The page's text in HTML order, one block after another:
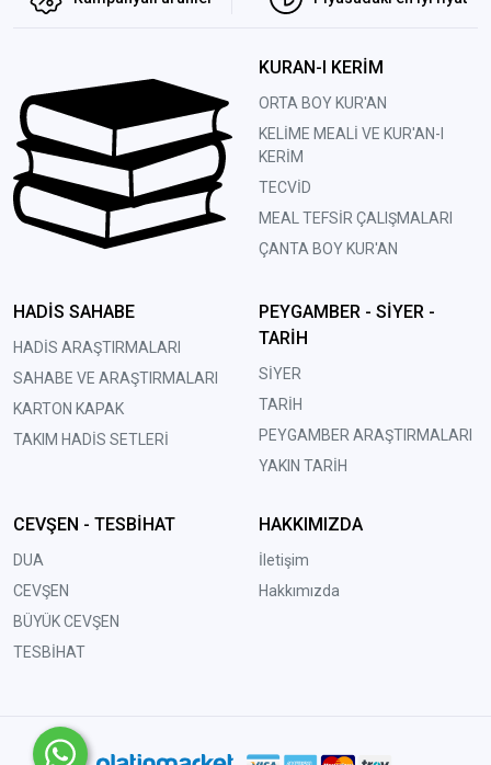
KURAN-I KERİM
ORTA BOY KUR'AN
KELİME MEALİ VE KUR'AN-I
KERİM
TECVİD
MEAL TEFSİR ÇALIŞMALARI
ÇANTA BOY KUR'AN
HADİS SAHABE
HADİS ARAŞTIRMALARI
SAHABE VE ARAŞTIRMALARI
KARTON KAPAK
TAKIM HADİS SETLERİ
PEYGAMBER - SİYER -
TARİH
SİYER
TARİH
PEYGAMBER ARAŞTIRMALARI
YAKIN TARİH
CEVŞEN - TESBİHAT
DUA
CEVŞEN
BÜYÜK CEVŞEN
TESBİHAT
HAKKIMIZDA
İletişim
Hakkımızda